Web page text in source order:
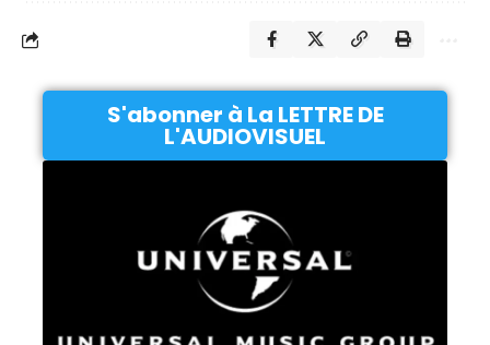
S'abonner à La LETTRE DE
L'AUDIOVISUEL